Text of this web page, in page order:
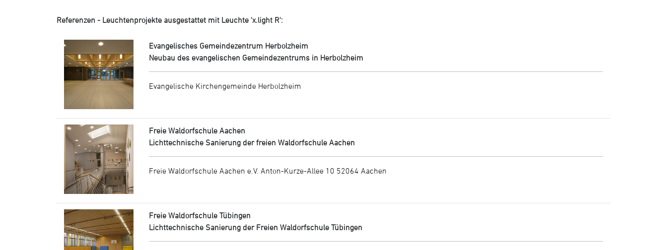
Referenzen - Leuchtenprojekte ausgestattet mit Leuchte 'x.light R':
Evangelisches Gemeindezentrum Herbolzheim
Neubau des evangelischen Gemeindezentrums in Herbolzheim
Evangelische Kirchengemeinde Herbolzheim
Freie Waldorfschule Aachen
Lichttechnische Sanierung der freien Waldorfschule Aachen
Freie Waldorfschule Aachen e.V. Anton-Kurze-Allee 10 52064 Aachen
Freie Waldorfschule Tübingen
Lichttechnische Sanierung der Freien Waldorfschule Tübingen